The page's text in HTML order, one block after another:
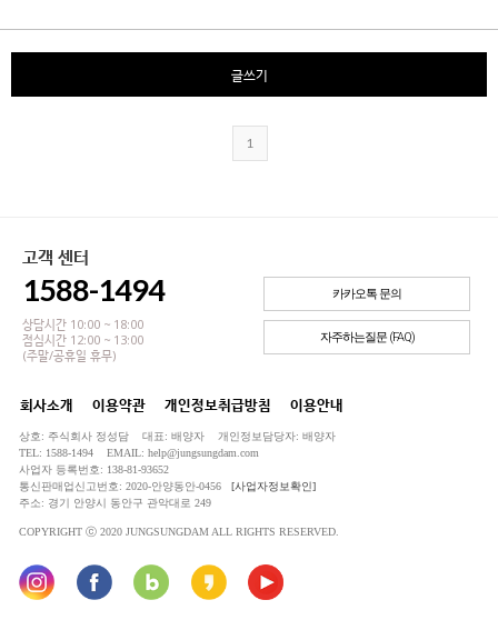
글쓰기
1
고객 센터
1588-1494
상담시간 10:00 ~ 18:00
점심시간 12:00 ~ 13:00
(주말/공휴일 휴무)
카카오톡 문의
자주하는질문 (FAQ)
회사소개 이용약관 개인정보취급방침 이용안내
상호: 주식회사 정성담 대표: 배양자 개인정보담당자: 배양자
TEL: 1588-1494 EMAIL: help@jungsungdam.com
사업자 등록번호: 138-81-93652
통신판매업신고번호: 2020-안양동안-0456 [사업자정보확인]
주소: 경기 안양시 동안구 관악대로 249
COPYRIGHT ⓒ 2020 JUNGSUNGDAM ALL RIGHTS RESERVED.